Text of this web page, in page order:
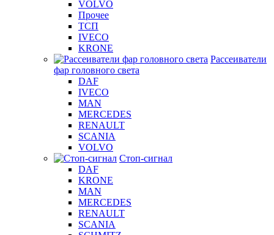
VOLVO
Прочее
ТСП
IVECO
KRONE
Рассеиватели
фар головного света
DAF
IVECO
MAN
MERCEDES
RENAULT
SCANIA
VOLVO
Стоп-сигнал
DAF
KRONE
MAN
MERCEDES
RENAULT
SCANIA